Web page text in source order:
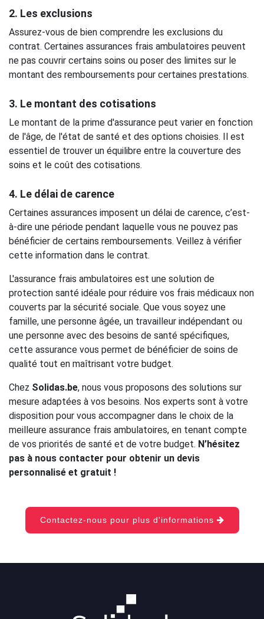
2. Les exclusions
Assurez-vous de bien comprendre les exclusions du
contrat. Certaines assurances frais ambulatoires peuvent
ne pas couvrir certains soins ou poser des limites sur le
montant des remboursements pour certaines prestations.
3. Le montant des cotisations
Le montant de la prime d'assurance peut varier en fonction
de l'âge, de l'état de santé et des options choisies. Il est
essentiel de trouver un équilibre entre la couverture des
soins et le coût des cotisations.
4. Le délai de carence
Certaines assurances imposent un délai de carence, c’est-
à-dire une période pendant laquelle vous ne pouvez pas
bénéficier de certains remboursements. Veillez à vérifier
cette information dans le contrat.
L'assurance frais ambulatoires est une solution de
protection santé idéale pour réduire vos frais médicaux non
couverts par la sécurité sociale. Que vous soyez une
famille, une personne âgée, un travailleur indépendant ou
une personne avec des besoins de santé spécifiques,
cette assurance vous permet de bénéficier de soins de
qualité tout en maîtrisant votre budget.
Chez Solidas.be, nous vous proposons des solutions sur
mesure adaptées à vos besoins. Nos experts sont à votre
disposition pour vous accompagner dans le choix de la
meilleure assurance frais ambulatoires, en tenant compte
de vos priorités de santé et de votre budget. N’hésitez
pas à nous contacter pour obtenir un devis
personnalisé et gratuit !
Contactez-nous pour plus d'informations